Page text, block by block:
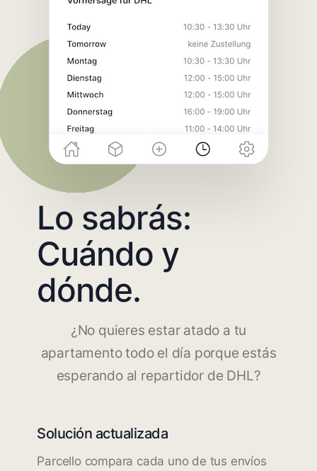
Lo sabrás:
Cuándo y
dónde.
¿No quieres estar atado a tu
apartamento todo el día porque estás
esperando al repartidor de DHL?
Solución actualizada
Parcello compara cada uno de tus envíos